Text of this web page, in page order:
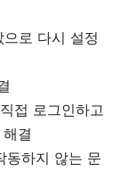
로 다시 설정
접 로그인하고
결
동하지 않는 문